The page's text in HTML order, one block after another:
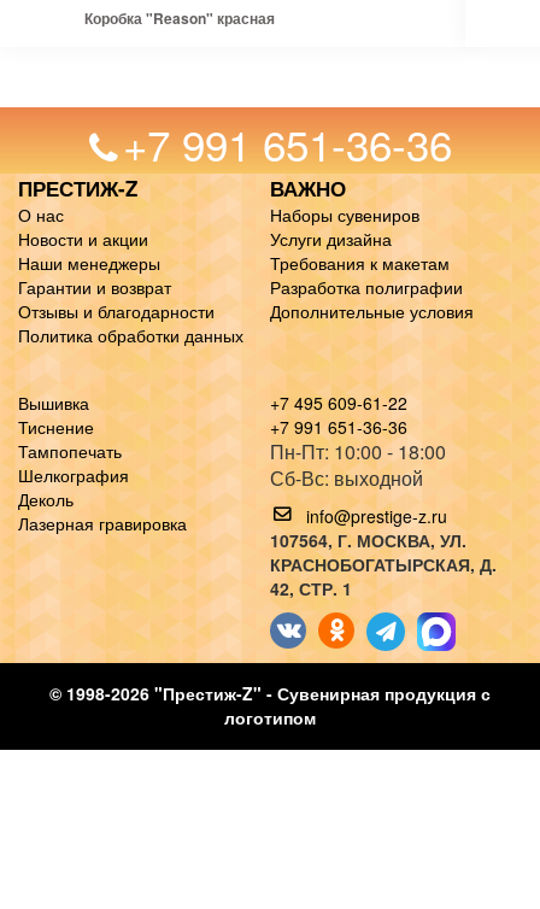
Коробка "Reason" красная
+7 991 651-36-36
ПРЕСТИЖ-Z
О нас
Новости и акции
Наши менеджеры
Гарантии и возврат
Отзывы и благодарности
Политика обработки данных
ВАЖНО
Наборы сувениров
Услуги дизайна
Требования к макетам
Разработка полиграфии
Дополнительные условия
Вышивка
Тиснение
Тампопечать
Шелкография
Деколь
Лазерная гравировка
+7 495 609-61-22
+7 991 651-36-36
Пн-Пт: 10:00 - 18:00
Сб-Вс: выходной
info@prestige-z.ru
107564, Г. МОСКВА, УЛ.
КРАСНОБОГАТЫРСКАЯ, Д.
42, СТР. 1
© 1998-2026 "Престиж-Z" - Сувенирная продукция с
логотипом